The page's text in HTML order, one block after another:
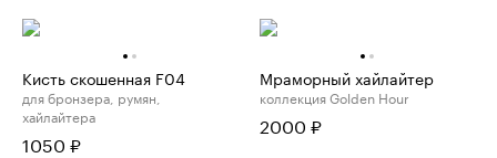
Кисть скошенная F04
для бронзера, румян,
хайлайтера
1050 ₽
Мраморный хайлайтер
коллекция Golden Hour
2000 ₽